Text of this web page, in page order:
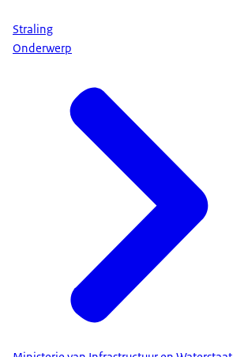
Straling
Onderwerp